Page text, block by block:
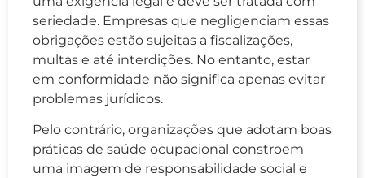
seriedade. Empresas que negligenciam essas
obrigações estão sujeitas a fiscalizações,
multas e até interdições. No entanto, estar
em conformidade não significa apenas evitar
problemas jurídicos.
Pelo contrário, organizações que adotam boas
práticas de saúde ocupacional constroem
uma imagem de responsabilidade social e